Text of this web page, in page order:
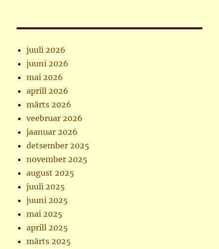
juuli 2026
juuni 2026
mai 2026
aprill 2026
märts 2026
veebruar 2026
jaanuar 2026
detsember 2025
november 2025
august 2025
juuli 2025
juuni 2025
mai 2025
aprill 2025
märts 2025